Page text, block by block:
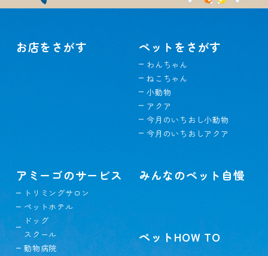
お店をさがす ペットをさがす
わんちゃん
ねこちゃん
小動物
アクア
今月のいちおし小動物
今月のいちおしアクア
アミーゴのサービス
トリミングサロン
ペットホテル
ドッグ
スクール
動物病院
みんなのペット自慢
ペットHOW TO